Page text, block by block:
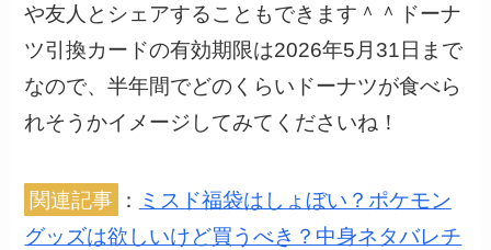
や友人とシェアすることもできます＾＾ドーナ
ツ引換カードの有効期限は2026年5月31日まで
なので、半年間でどのくらいドーナツが食べら
れそうかイメージしてみてくださいね！
関連記事 ： ミスド福袋はしょぼい？ポケモン
グッズは欲しいけど買うべき？中身ネタバレチ